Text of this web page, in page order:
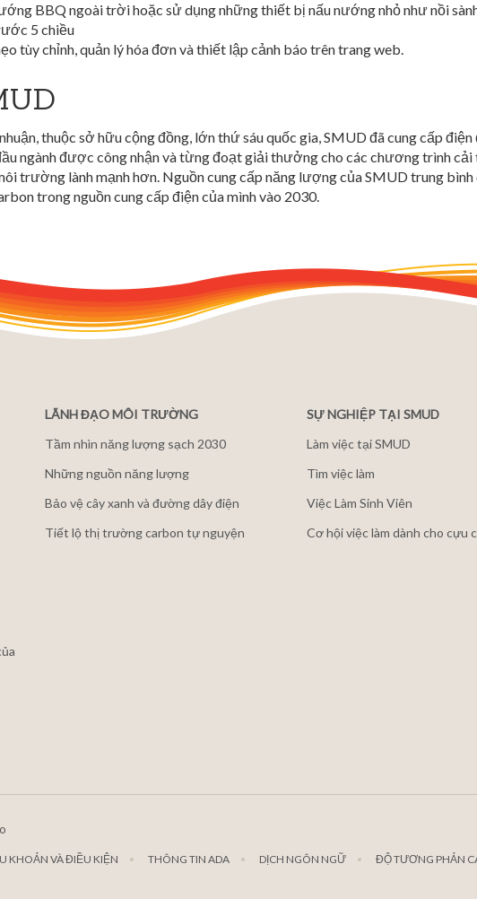
BBQ ngoài trời hoặc sử dụng những thiết bị nấu nướng nhỏ như nồi
5 chiều
tùy chỉnh, quản lý hóa đơn và thiết lập cảnh báo trên trang web.
thuộc sở hữu cộng đồng, lớn thứ sáu quốc gia, SMUD đã cung cấp
ngành được công nhận và từng đoạt giải thưởng cho các chương trình
trường lành mạnh hơn. Nguồn cung cấp năng lượng của SMUD trung
trong nguồn cung cấp điện của mình vào 2030.
LÃNH ĐẠO MÔI TRƯỜNG
Tầm nhìn năng lượng sạch 2030
Những nguồn năng lượng
Bảo vệ cây xanh và đường dây điện
Tiết lộ thị trường carbon tự nguyện
SỰ NGHIỆP TẠI SMUD
Làm việc tại SMUD
Tìm việc làm
Việc Làm Sinh Viên
Cơ hội việc làm dành cho cựu
KHOẢN VÀ ĐIỀU KIỆN THÔNG TIN ADA DỊCH NGÔN NGỮ ĐỘ TƯƠNG PHẢN